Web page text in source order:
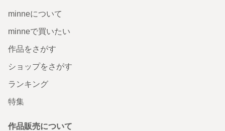
minneについて
minneで買いたい
作品をさがす
ショップをさがす
ランキング
特集
作品販売について